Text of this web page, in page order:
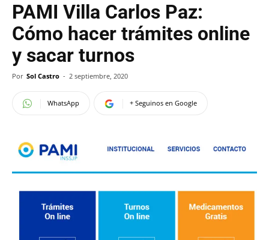
PAMI Villa Carlos Paz:
Cómo hacer trámites online
y sacar turnos
Por Sol Castro - 2 septiembre, 2020
WhatsApp + Seguinos en Google